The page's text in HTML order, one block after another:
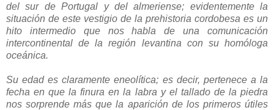
del sur de Portugal y del almeriense; evidentemente la
situación de este vestigio de la prehistoria cordobesa es un
hito intermedio que nos habla de una comunicación
intercontinental de la región levantina con su homóloga
oceánica.
Su edad es claramente eneolítica; es decir, pertenece a la
fecha en que la finura en la labra y el tallado de la piedra
nos sorprende más que la aparición de los primeros útiles